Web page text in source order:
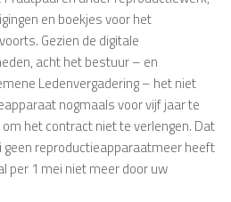
en boekjes voor het
Gezien de digitale
acht het bestuur – en
Ledenvergadering – het niet
nogmaals voor vijf jaar te
het contract niet te verlengen. Dat
geen reproductieapparaatmeer heeft
per 1 mei niet meer door uw